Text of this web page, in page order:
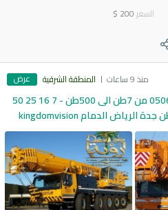
السعر 200
$
منذ 9 ساعات المنطقة الشرقية عرض
كرينات للايجار 0506657680 من 7طن الى 500طن - 7 16 25 50